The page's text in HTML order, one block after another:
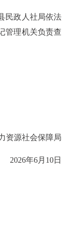
民政人社局依法
管理机关负责查
资源社会保障局
2026年6月10日